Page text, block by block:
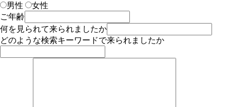
男性
女性
ご年齢
何を見られて来られましたか
どのような検索キーワードで来られましたか